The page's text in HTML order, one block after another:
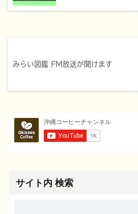
みらい図鑑 FM放送が聞けます
サイト内 検索